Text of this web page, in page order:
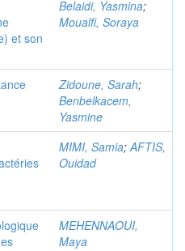
et son
Belaidi, Yasmina;
Moualfi, Soraya
Zidoune, Sarah;
Benbelkacem,
Yasmine
MIMI, Samia;AFTIS,
Ouidad
MEHENNAOUI,
Maya